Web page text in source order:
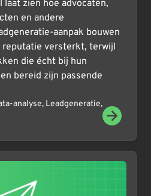
zien hoe advocaten,
en andere
aanpak bouwen
reputatie versterkt, terwijl
die écht bij hun
bereid zijn passende
analyse, Leadgeneratie,